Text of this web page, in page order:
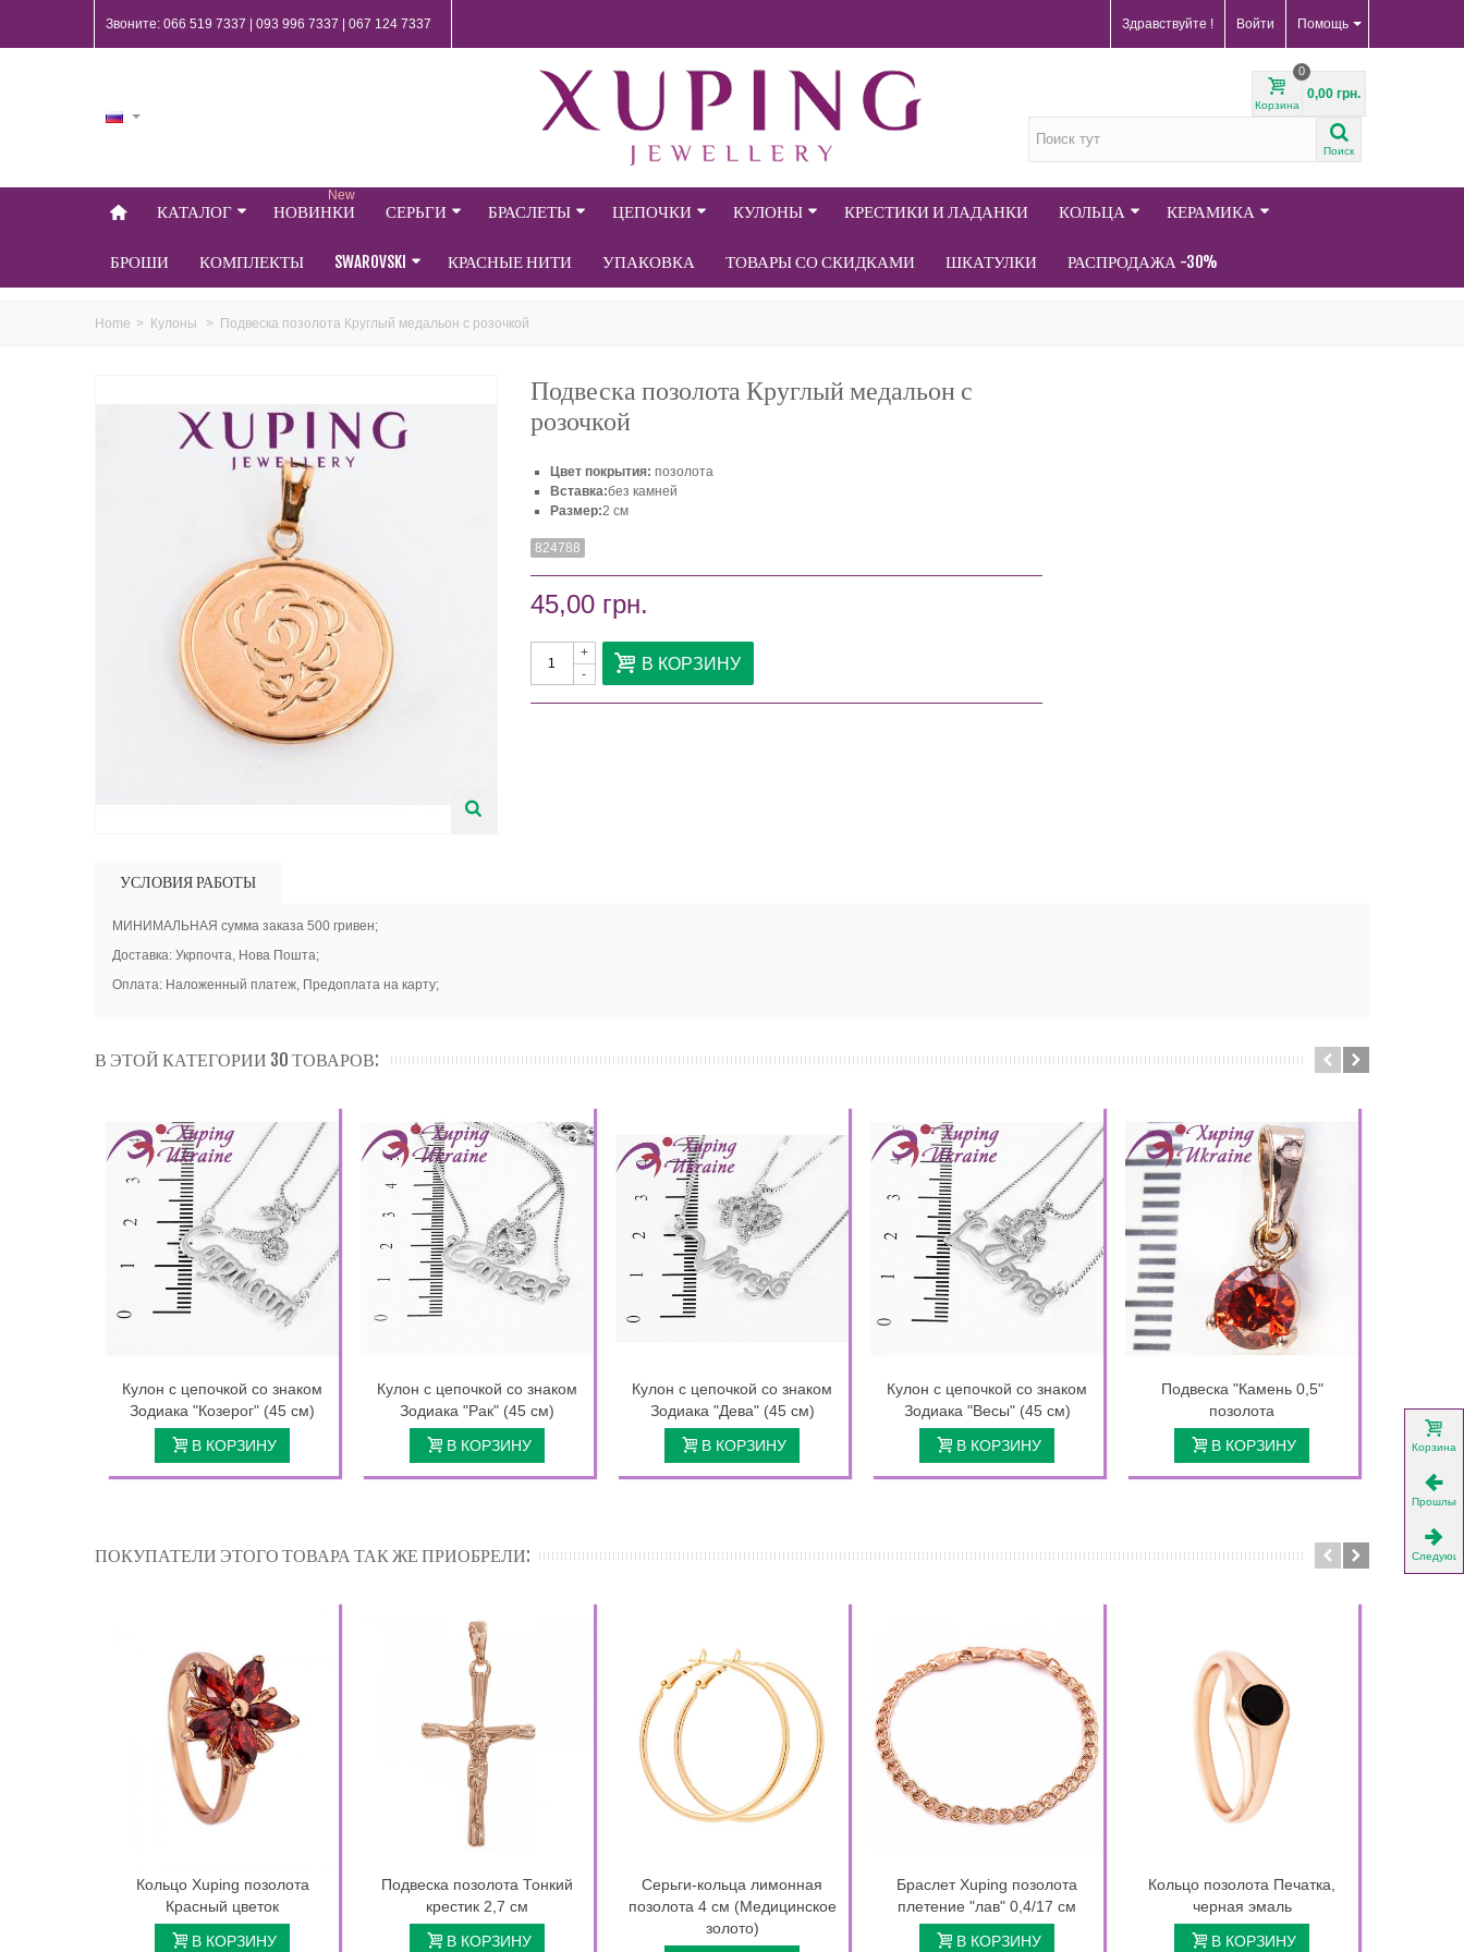
Помощь
Звоните: 066 519 7337 | 093 996 7337 | 067 124 7337 Здравствуйте ! Войти
Корзина
0
0,00 грн.
Поиск
КАТАЛОГ НОВИНКИ
New
СЕРЬГИ БРАСЛЕТЫ ЦЕПОЧКИ КУЛОНЫ КРЕСТИКИ И ЛАДАНКИ КОЛЬЦА КЕРАМИКА
БРОШИ КОМПЛЕКТЫ SWAROVSKI КРАСНЫЕ НИТИ УПАКОВКА ТОВАРЫ СО СКИДКАМИ ШКАТУЛКИ РАСПРОДАЖА -30%
Home > Кулоны > Подвеска позолота Круглый медальон с розочкой
Подвеска позолота Круглый медальон с
розочкой
Цвет покрытия: позолота
Вставка:без камней
Размер:2 см
824788
45,00 грн.
-
+ В КОРЗИНУ
УСЛОВИЯ РАБОТЫ
МИНИМАЛЬНАЯ сумма заказа 500 гривен;
Доставка: Укрпочта, Нова Пошта;
Оплата: Наложенный платеж, Предоплата на карту;
В ЭТОЙ КАТЕГОРИИ 30 ТОВАРОВ:
Кулон с цепочкой со знаком
Зодиака "Козерог" (45 см)
В КОРЗИНУ
Кулон с цепочкой со знаком
Зодиака "Рак" (45 см)
В КОРЗИНУ
Кулон с цепочкой со знаком
Зодиака "Дева" (45 см)
В КОРЗИНУ
Кулон с цепочкой со знаком
Зодиака "Весы" (45 см)
В КОРЗИНУ
Подвеска "Камень 0,5"
позолота
В КОРЗИНУ
см
ПОКУПАТЕЛИ ЭТОГО ТОВАРА ТАК ЖЕ ПРИОБРЕЛИ:
Кольцо Xuping позолота
Красный цветок
В КОРЗИНУ
Подвеска позолота Тонкий
крестик 2,7 см
В КОРЗИНУ
Серьги-кольца лимонная
позолота 4 см (Медицинское
золото)
Браслет Xuping позолота
плетение "лав" 0,4/17 см
В КОРЗИНУ
Кольцо позолота Печатка,
черная эмаль
В КОРЗИНУ
Корзина
Прошлый